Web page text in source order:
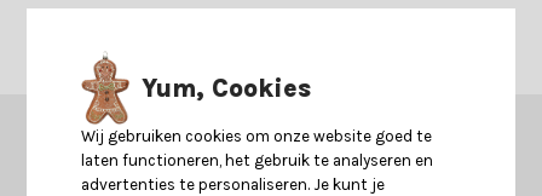
GERELATEERDE PRODUCTEN
Misschien is dit ook iets voor je?
Yum, Cookies
Wij gebruiken cookies om onze website goed te
laten functioneren, het gebruik te analyseren en
advertenties te personaliseren. Je kunt je